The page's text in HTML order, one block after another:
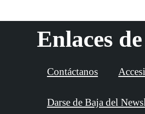
Enlaces
Contáctanos
Darse de Baja del